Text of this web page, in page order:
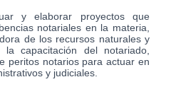
y elaborar proyectos que
notariales en la materia,
de los recursos naturales y
capacitación del notariado,
peritos notarios para actuar en
y judiciales.